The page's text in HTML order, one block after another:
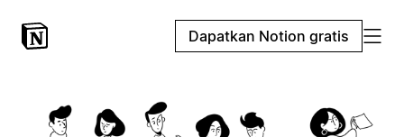
Dapatkan Notion gratis